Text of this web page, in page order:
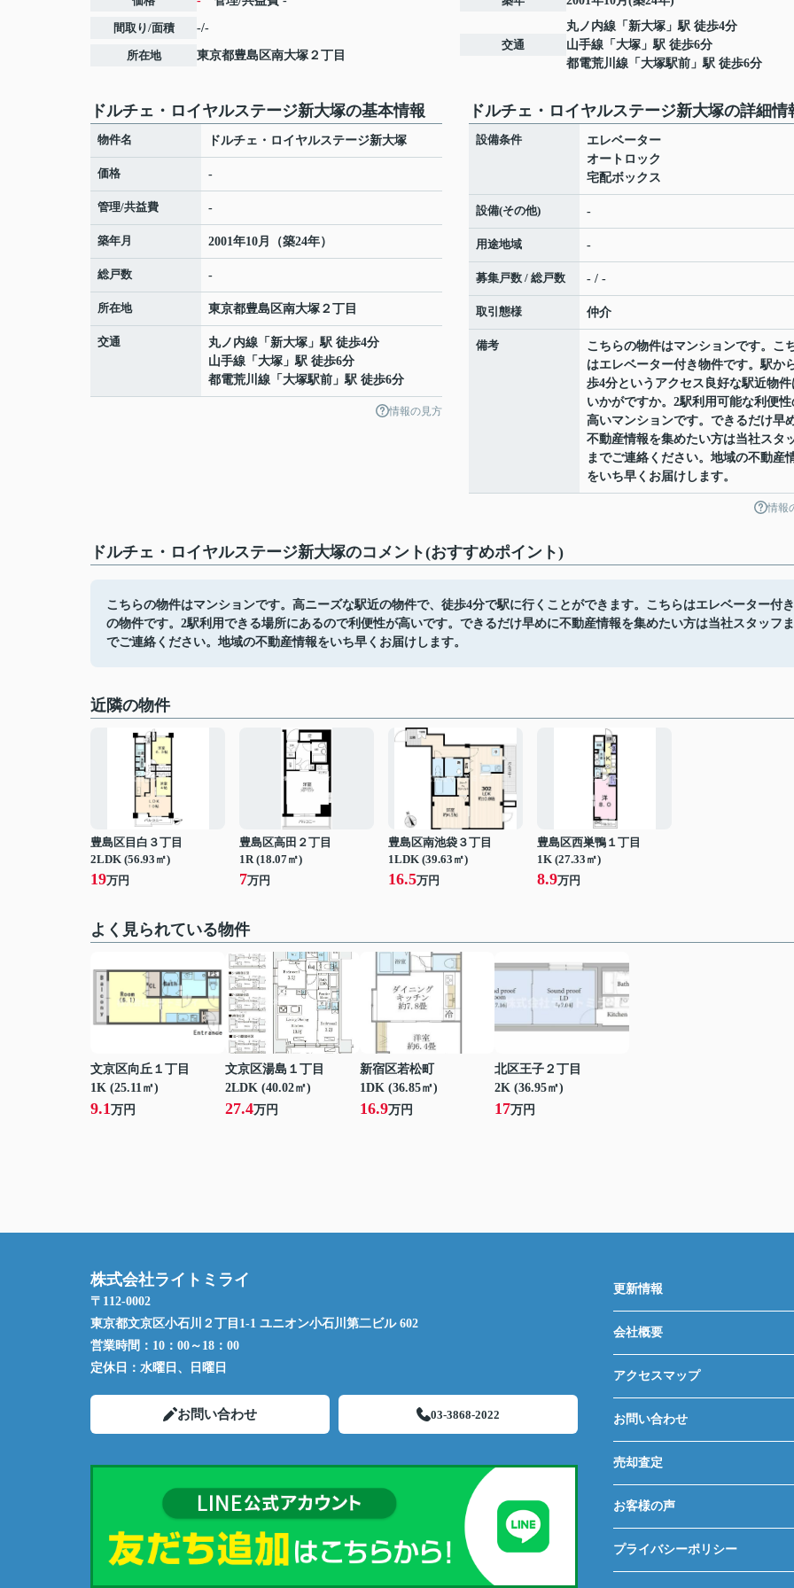
間取り/面積 -/-
所在地 東京都豊島区南大塚 ２丁目
交通
丸ノ内線 「 新大塚 」駅 徒歩4分
山手線 「 大塚 」駅 徒歩6分
都電荒川線 「 大塚駅前 」駅 徒歩6分
ドルチェ・ロイヤルステージ新大塚の基本情報
物件名 ドルチェ・ロイヤルステージ新大塚
価格 -
管理/共益費 -
築年月 2001年10月（築24年）
総戸数 -
所在地 東京都豊島区南大塚 ２丁目
交通 丸ノ内線 「 新大塚 」駅 徒歩4分
山手線 「 大塚 」駅 徒歩6分
都電荒川線 「 大塚駅前 」駅 徒歩6分
情報の見方
ドルチェ・ロイヤルステージ新大塚の詳細情
設備条件
エレベーター
オートロック
宅配ボックス
設備(その他) -
用途地域 -
募集戸数 / 総戸数 - / -
取引態様 仲介
備考
こちらの物件はマンションです。こ
はエレベーター付き物件です。駅か
歩4分というアクセス良好な駅近物件
いかがですか。2駅利用可能な利便性
高いマンションです。できるだけ早
不動産情報を集めたい方は当社スタ
までご連絡ください。地域の不動産
をいち早くお届けします。
情報
ドルチェ・ロイヤルステージ新大塚のコメント(おすすめポイント)
こちらの物件はマンションです。高ニーズな駅近の物件で、徒歩4分で駅に行くことができます。こちらはエレベーター付き
の物件です。2駅利用できる場所にあるので利便性が高いです。できるだけ早めに不動産情報を集めたい方は当社スタッフま
でご連絡ください。地域の不動産情報をいち早くお届けします。
近隣の物件
豊島区目白３丁目
2LDK (56.93㎡)
19万円
豊島区高田２丁目
1R (18.07㎡)
7万円
豊島区南池袋３丁目
1LDK (39.63㎡)
16.5万円
豊島区西巣鴨１丁目
1K (27.33㎡)
8.9万円
よく見られている物件
文京区向丘１丁目
1K (25.11㎡)
9.1万円
文京区湯島１丁目
2LDK (40.02㎡)
27.4万円
新宿区若松町
1DK (36.85㎡)
16.9万円
北区王子２丁目
2K (36.95㎡)
17万円
株式会社ライトミライ
〒112-0002
東京都文京区小石川２丁目1-1 ユニオン小石川第二ビル 602
営業時間： 10：00～18：00
定休日： 水曜日、日曜日
お問い合わせ 03-3868-2022
更新情報
会社概要
アクセスマップ
お問い合わせ
売却査定
お客様の声
プライバシーポリシー